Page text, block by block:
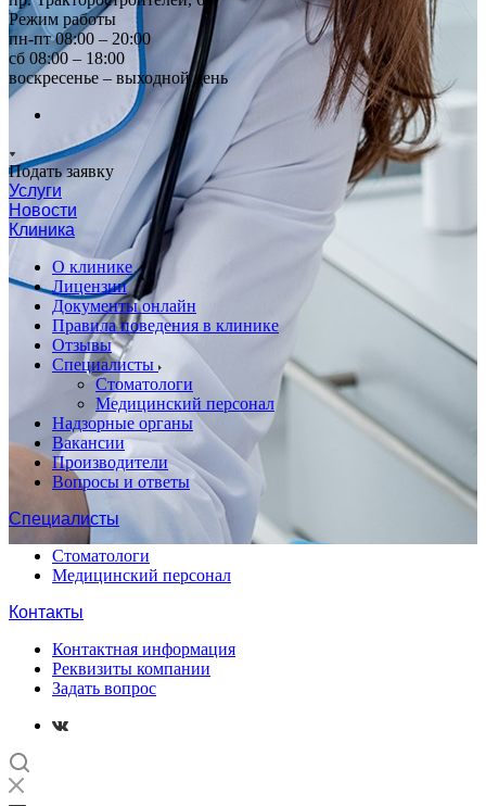
Режим работы
пн-пт 08:00 – 20:00
сб 08:00 – 18:00
воскресенье – выходной день
Подать заявку
Услуги
Новости
Клиника
О клинике
Лицензии
Документы онлайн
Правила поведения в клинике
Отзывы
Специалисты
Стоматологи
Медицинский персонал
Надзорные органы
Вакансии
Производители
Вопросы и ответы
Специалисты
Стоматологи
Медицинский персонал
Контакты
Контактная информация
Реквизиты компании
Задать вопрос